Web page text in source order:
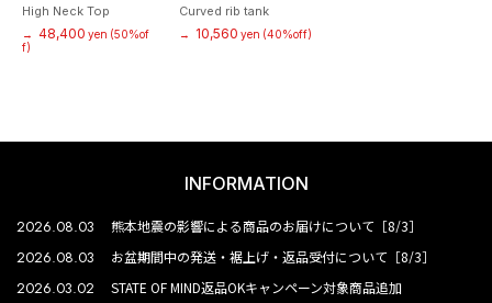
High Neck Top
→ 48,400 yen (50%of
f)
Curved rib tank
→ 10,560 yen (40%off)
INFORMATION
2026.08.03 熊本地震の影響による商品のお届けについて［8/3］
2026.08.03 お盆期間中の発送・裾上げ・返品受付について［8/3］
2026.03.02 STATE OF MIND返品OKキャンペーン対象商品追加